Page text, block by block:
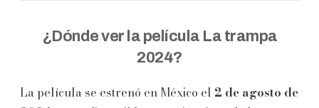
¿Dónde ver la película La trampa
2024?
La película se estrenó en México el 2 de agosto de